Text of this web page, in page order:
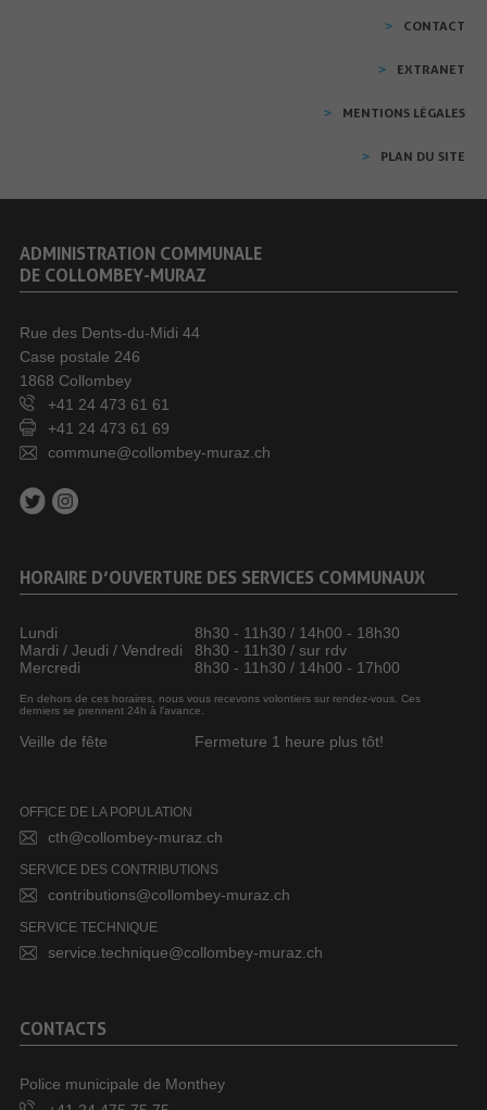
CONTACT
EXTRANET
MENTIONS LÉGALES
PLAN DU SITE
ADMINISTRATION COMMUNALE
DE COLLOMBEY-MURAZ
Rue des Dents-du-Midi 44
Case postale 246
1868 Collombey
+41 24 473 61 61
+41 24 473 61 69
commune@collombey-muraz.ch
HORAIRE D’OUVERTURE DES SERVICES COMMUNAUX
Lundi
8h30 - 11h30 / 14h00 - 18h30
Mardi / Jeudi / Vendredi
8h30 - 11h30 / sur rdv
Mercredi
8h30 - 11h30 / 14h00 - 17h00
En dehors de ces horaires, nous vous recevons volontiers sur rendez-vous. Ces
derniers se prennent 24h à l’avance.
Veille de fête Fermeture 1 heure plus tôt!
OFFICE DE LA POPULATION
cth@collombey-muraz.ch
SERVICE DES CONTRIBUTIONS
contributions@collombey-muraz.ch
SERVICE TECHNIQUE
service.technique@collombey-muraz.ch
CONTACTS
Police municipale de Monthey